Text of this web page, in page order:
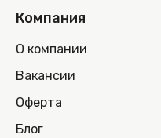
Компания
О компании
Вакансии
Оферта
Блог